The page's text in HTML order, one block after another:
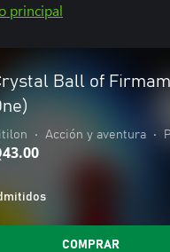
principal
Ball of
• Acción y aventura •
COMPRAR